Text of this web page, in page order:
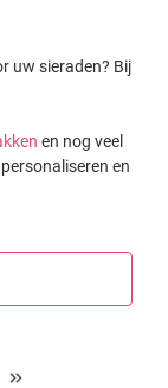
uw sieraden? Bij
en nog veel
en